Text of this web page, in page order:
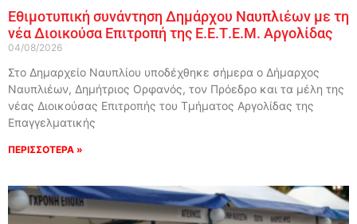
Εθιμοτυπική συνάντηση Δημάρχου Ναυπλιέων με τη
νέα Διοικούσα Επιτροπή της Ε.Ε.Τ.Ε.Μ. Αργολίδας
04/08/2026
Στο Δημαρχείο Ναυπλίου υποδέχθηκε σήμερα ο Δήμαρχος
Ναυπλιέων, Δημήτριος Ορφανός, τον Πρόεδρο και τα μέλη της
νέας Διοικούσας Επιτροπής του Τμήματος Αργολίδας της
Επαγγελματικής
ΠΕΡΙΣΣΟΤΕΡΑ »